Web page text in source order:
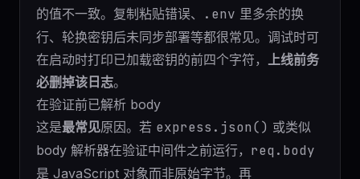
的值不一致。复制粘贴错误、
.env 里多余的换
行、轮换密钥后未同步部署等都很常见。调试时可
在启动时打印已加载密钥的前四个字符， 上线前务
必删掉该日志。
在验证前已解析 body
这是最常见原因。若 express.json() 或类似
body 解析器在验证中间件之前运行， req.body
是 JavaScript 对象而非原始字节。再